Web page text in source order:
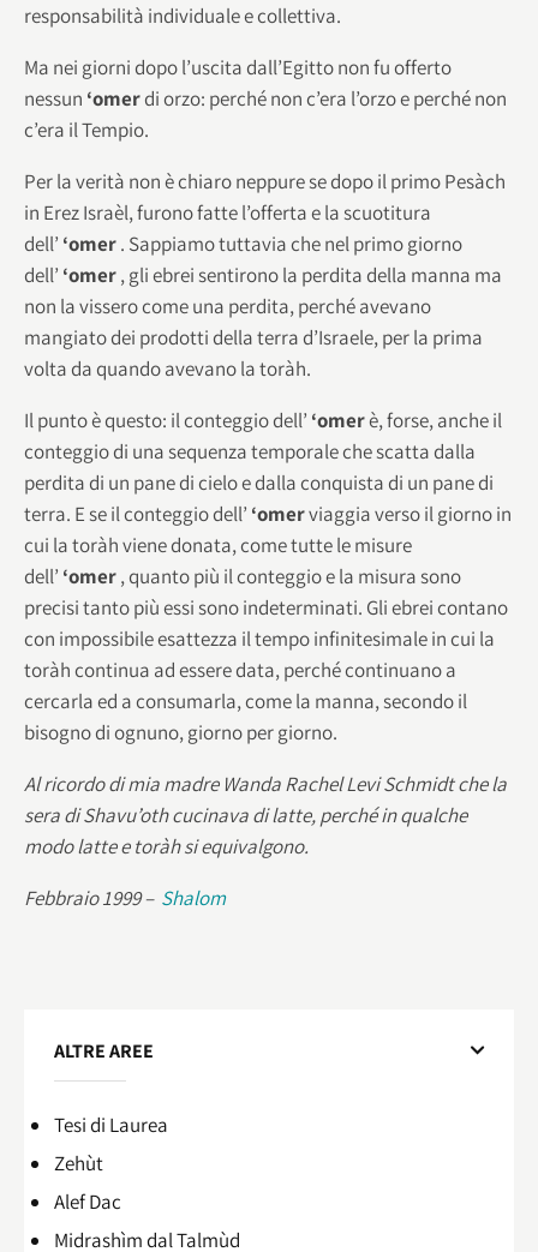
responsabilità individuale e collettiva.
Ma nei giorni dopo l’uscita dall’Egitto non fu offerto
nessun ‘omerdi orzo: perché non c’era l’orzo e perché non
c’era il Tempio.
Per la verità non è chiaro neppure se dopo il primo Pesàch
in Erez Israèl, furono fatte l’offerta e la scuotitura
dell’ ‘omer. Sappiamo tuttavia che nel primo giorno
dell’ ‘omer, gli ebrei sentirono la perdita della manna ma
non la vissero come una perdita, perché avevano
mangiato dei prodotti della terra d’Israele, per la prima
volta da quando avevano la toràh.
Il punto è questo: il conteggio dell’ ‘omerè, forse, anche il
conteggio di una sequenza temporale che scatta dalla
perdita di un pane di cielo e dalla conquista di un pane di
terra. E se il conteggio dell’ ‘omerviaggia verso il giorno in
cui la toràh viene donata, come tutte le misure
dell’ ‘omer, quanto più il conteggio e la misura sono
precisi tanto più essi sono indeterminati. Gli ebrei contano
con impossibile esattezza il tempo infinitesimale in cui la
toràh continua ad essere data, perché continuano a
cercarla ed a consumarla, come la manna, secondo il
bisogno di ognuno, giorno per giorno.
Al ricordo di mia madre Wanda Rachel Levi Schmidt che la
sera di Shavu’oth cucinava di latte, perché in qualche
modo latte e toràh si equivalgono.
Febbraio 1999 – Shalom
ALTRE AREE
Tesi di Laurea
Zehùt
Alef Dac
Midrashìm dal Talmùd